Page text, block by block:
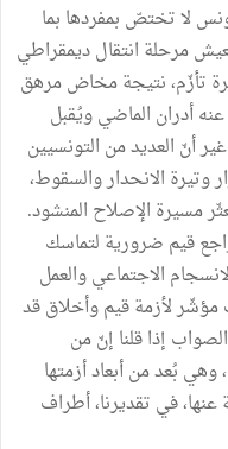
لا تختصّ بمفردها بما
مرحلة انتقال ديمقراطي
تأزّم، نتيجة مخاض مرهق
أدران الماضي ويُقبل
أنّ العديد من التونسيين
الانحدار والسقوط،
مسيرة الإصلاح المنشود.
قيم ضرورية لتماسك
الاجتماعي والعمل
لأزمة قيم وأخلاق قد
إذا قلنا إنّ من
بُعد من أبعاد أزمتها
عنها، في تقديرنا، أطراف